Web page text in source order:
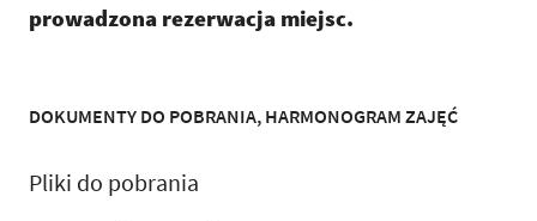
prowadzona rezerwacja miejsc.
DOKUMENTY DO POBRANIA, HARMONOGRAM ZAJĘĆ
Pliki do pobrania